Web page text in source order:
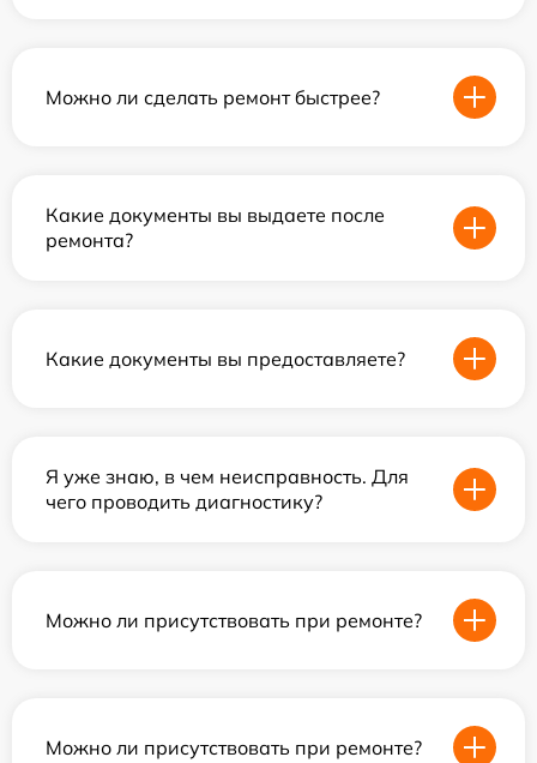
Можно ли сделать ремонт быстрее?
Какие документы вы выдаете после
ремонта?
Какие документы вы предоставляете?
Я уже знаю, в чем неисправность. Для
чего проводить диагностику?
Можно ли присутствовать при ремонте?
Можно ли присутствовать при ремонте?